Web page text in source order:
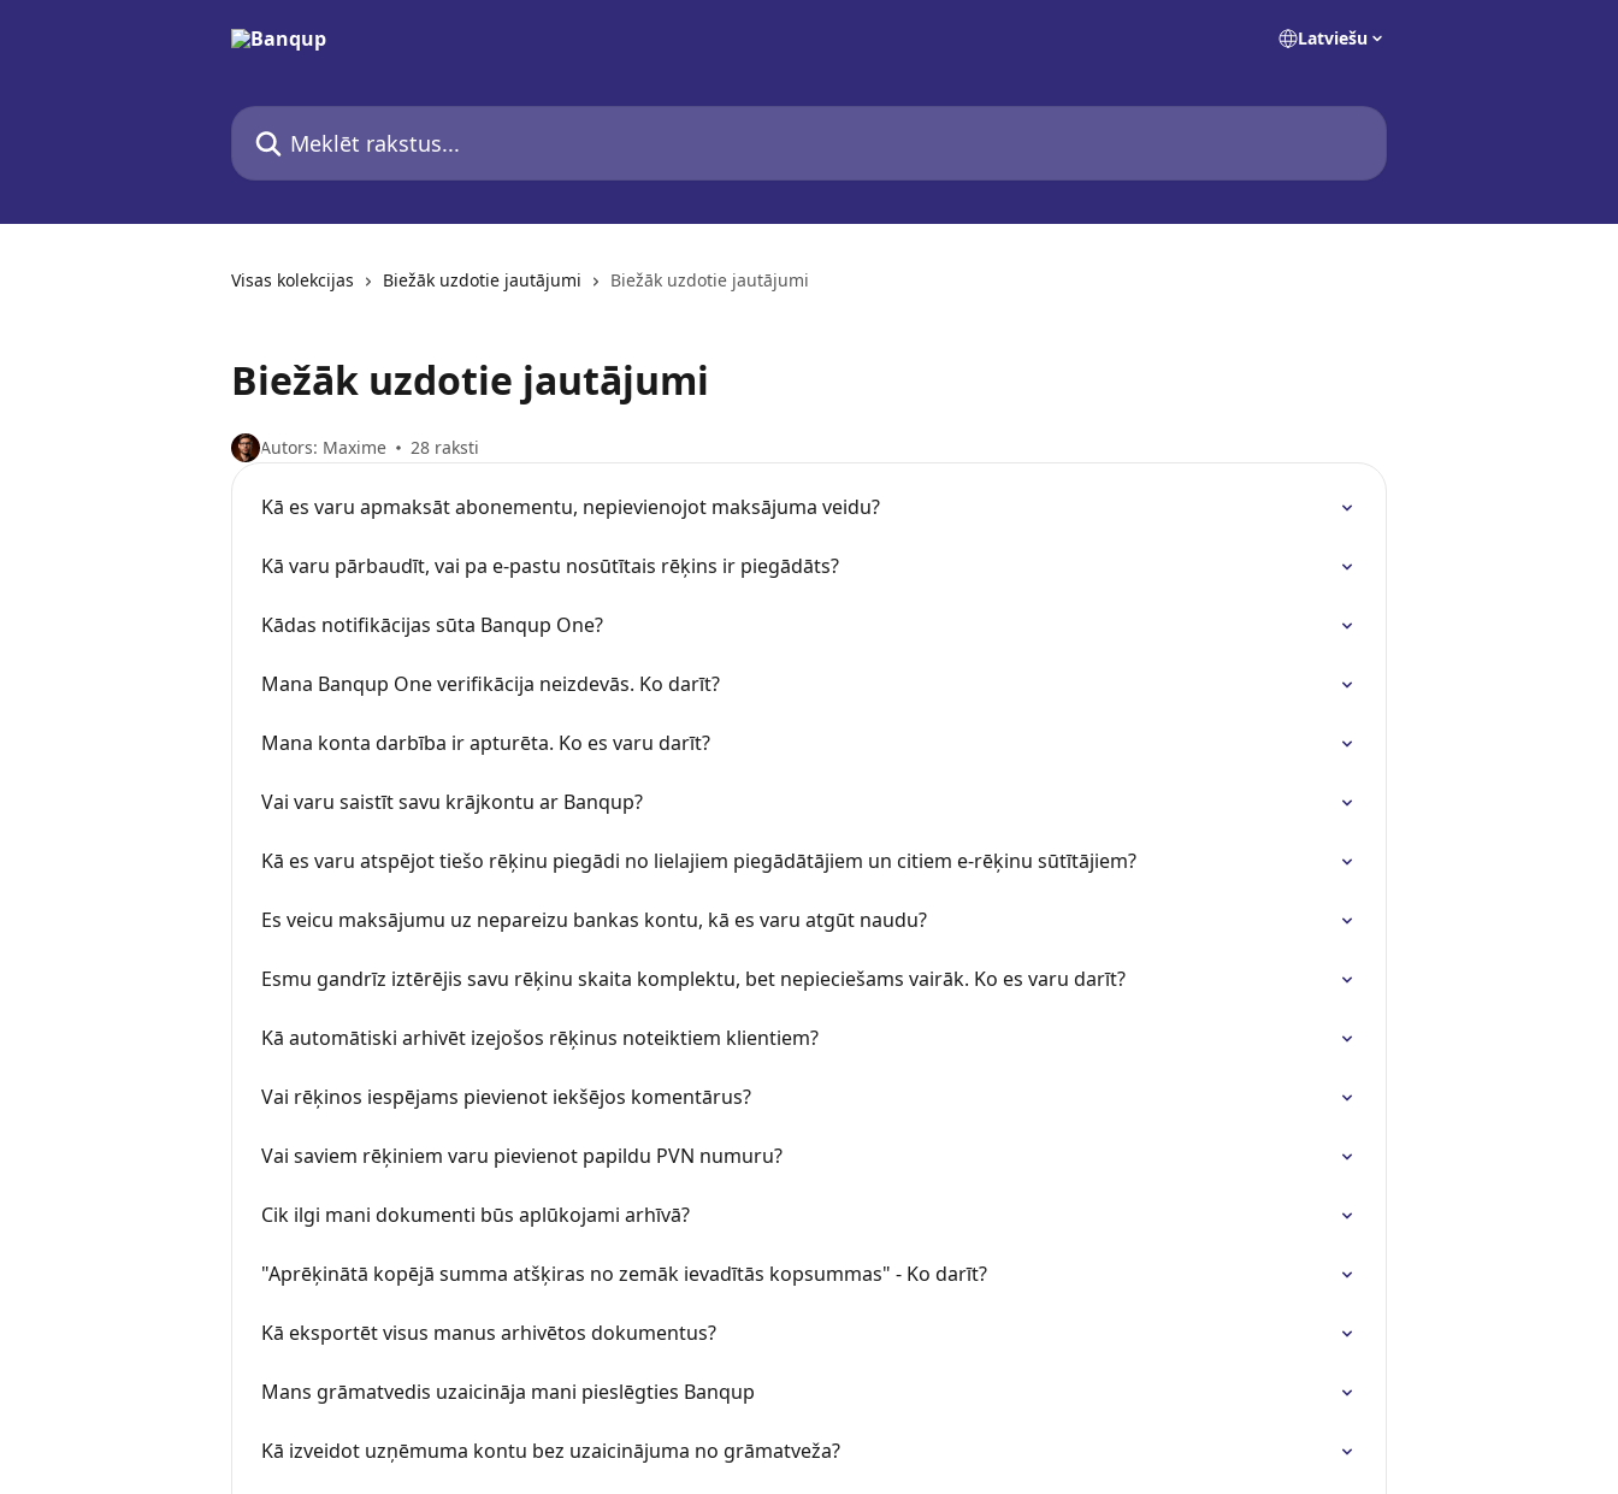
Latviešu
Meklēt rakstus...
Visas kolekcijas Biežāk uzdotie jautājumi Biežāk uzdotie jautājumi
Biežāk uzdotie jautājumi
Autors: Maxime 28 raksti
Kā es varu apmaksāt abonementu, nepievienojot maksājuma veidu?
Kā varu pārbaudīt, vai pa e-pastu nosūtītais rēķins ir piegādāts?
Kādas notifikācijas sūta Banqup One?
Mana Banqup One verifikācija neizdevās. Ko darīt?
Mana konta darbība ir apturēta. Ko es varu darīt?
Vai varu saistīt savu krājkontu ar Banqup?
Kā es varu atspējot tiešo rēķinu piegādi no lielajiem piegādātājiem un citiem e-rēķinu sūtītājiem?
Es veicu maksājumu uz nepareizu bankas kontu, kā es varu atgūt naudu?
Esmu gandrīz iztērējis savu rēķinu skaita komplektu, bet nepieciešams vairāk. Ko es varu darīt?
Kā automātiski arhivēt izejošos rēķinus noteiktiem klientiem?
Vai rēķinos iespējams pievienot iekšējos komentārus?
Vai saviem rēķiniem varu pievienot papildu PVN numuru?
Cik ilgi mani dokumenti būs aplūkojami arhīvā?
"Aprēķinātā kopējā summa atšķiras no zemāk ievadītās kopsummas" - Ko darīt?
Kā eksportēt visus manus arhivētos dokumentus?
Mans grāmatvedis uzaicināja mani pieslēgties Banqup
Kā izveidot uzņēmuma kontu bez uzaicinājuma no grāmatveža?